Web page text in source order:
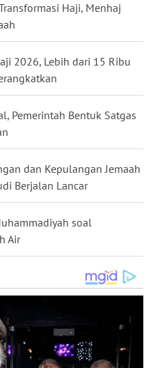
Haji, Menhaj
2026, Lebih dari 15 Ribu
Pemerintah Bentuk Satgas
dan Kepulangan Jemaah
Berjalan Lancar
soal
Air